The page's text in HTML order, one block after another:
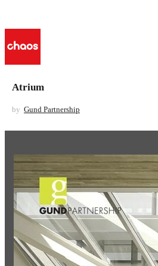
Atrium
by Gund Partnership